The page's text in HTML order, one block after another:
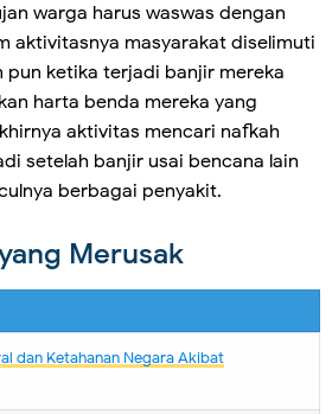
warga harus waswas dengan
aktivitasnya masyarakat diselimuti
pun ketika terjadi banjir mereka
harta benda mereka yang
aktivitas mencari nafkah
setelah banjir usai bencana lain
berbagai penyakit.
Merusak
dan Ketahanan Negara Akibat